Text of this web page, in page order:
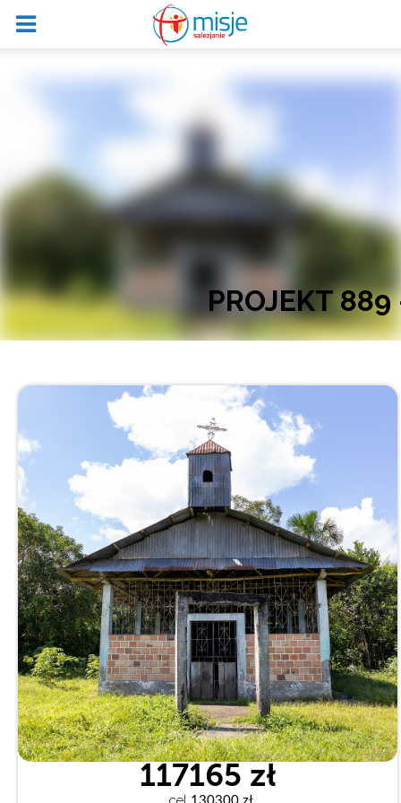
PROJEKT
117165 zł